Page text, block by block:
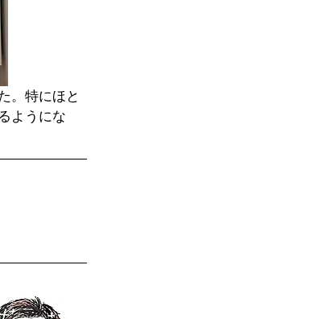
。特にほと
ようにな